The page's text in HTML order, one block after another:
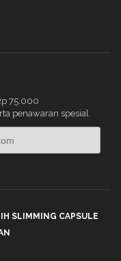
75.000
penawaran spesial.
SLIMMING CAPSULE